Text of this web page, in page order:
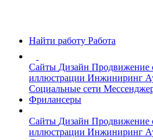
Найти работу Работа
Сайты Дизайн Продвижение
иллюстрации Инжиниринг
Социальные сети
Фрилансеры
Сайты Дизайн Продвижение
иллюстрации Инжиниринг